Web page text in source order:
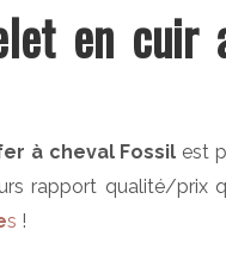
en cuir
à cheval Fossil est
rapport qualité/prix
s !